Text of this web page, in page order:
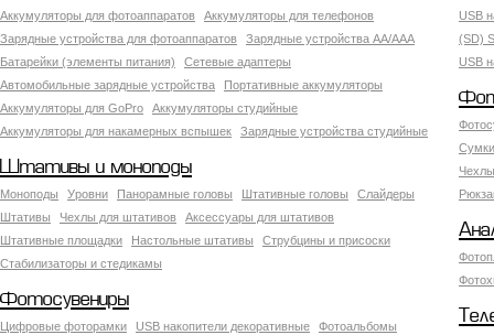
Аккумуляторы для фотоаппаратов
Аккумуляторы для телефонов
Зарядные устройства для фотоаппаратов
Зарядные устройства AA/AAA
Батарейки (элементы питания)
Сетевые адаптеры
Автомобильные зарядные устройства
Портативные аккумуляторы
Аккумуляторы для GoPro
Аккумуляторы студийные
Аккумуляторы для накамерных вспышек
Зарядные устройства студийные
USB
(SD)
USB
Штативы и моноподы
Моноподы Уровни Панорамные головы Штативные головы
Слайдеры
Штативы
Чехлы для штативов
Аксессуары для штативов
Штативные площадки
Настольные штативы
Струбцины и присоски
Стабилизаторы и стедикамы
Фотосувениры
Цифровые фоторамки USB накопители декоративные
Фотоальбомы